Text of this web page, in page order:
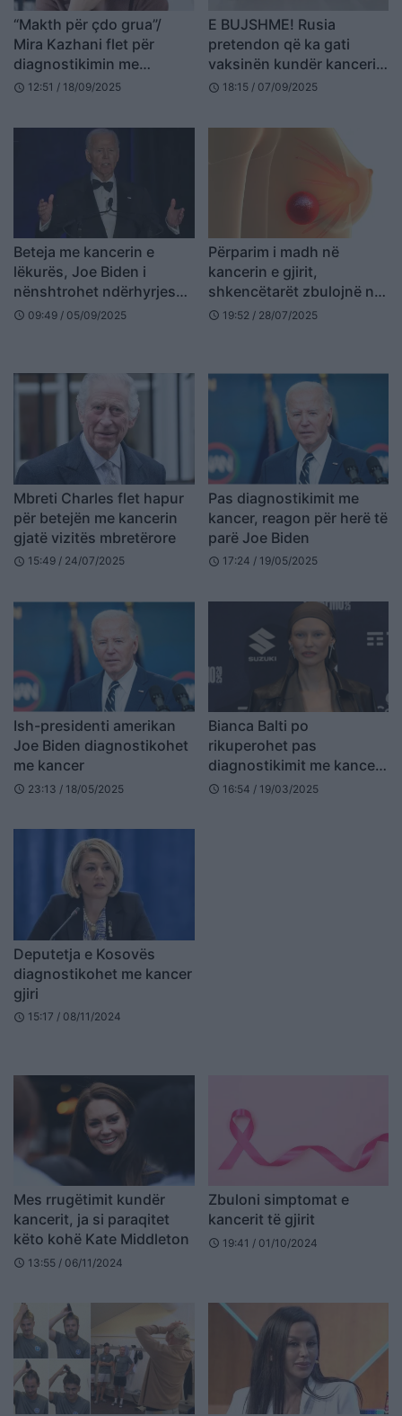
“Makth për çdo grua”/
Mira Kazhani flet për
diagnostikimin me
kancerin e gjirit
schedule 12:51 / 18/09/2025
E BUJSHME! Rusia
pretendon që ka gati
vaksinën kundër kancerit:
Testet e “Enteromix” dalin
schedule 18:15 / 07/09/2025
Beteja me kancerin e
lëkurës, Joe Biden i
nënshtrohet ndërhyrjes
kirurgjikale
schedule 09:49 / 05/09/2025
Përparim i madh në
kancerin e gjirit,
shkencëtarët zbulojnë një
mënyrë për të parandaluar
schedule 19:52 / 28/07/2025
Mbreti Charles flet hapur
për betejën me kancerin
gjatë vizitës mbretërore
schedule 15:49 / 24/07/2025
Pas diagnostikimit me
kancer, reagon për herë të
parë Joe Biden
schedule 17:24 / 19/05/2025
Ish-presidenti amerikan
Joe Biden diagnostikohet
me kancer
schedule 23:13 / 18/05/2025
Bianca Balti po
rikuperohet pas
diagnostikimit me kancer
në vezore
schedule 16:54 / 19/03/2025
Deputetja e Kosovës
diagnostikohet me kancer
gjiri
schedule 15:17 / 08/11/2024
Mes rrugëtimit kundër
kancerit, ja si paraqitet
këto kohë Kate Middleton
schedule 13:55 / 06/11/2024
Zbuloni simptomat e
kancerit të gjirit
schedule 19:41 / 01/10/2024